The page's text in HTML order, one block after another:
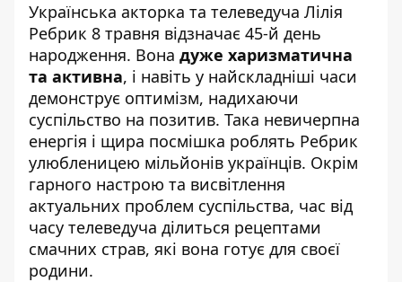
Українська акторка та телеведуча Лілія
Ребрик 8 травня відзначає 45-й день
народження. Вона дуже харизматична
та активна, і навіть у найскладніші часи
демонструє оптимізм, надихаючи
суспільство на позитив. Така невичерпна
енергія і щира посмішка роблять Ребрик
улюбленицею мільйонів українців. Окрім
гарного настрою та висвітлення
актуальних проблем суспільства, час від
часу телеведуча ділиться рецептами
смачних страв, які вона готує для своєї
родини.